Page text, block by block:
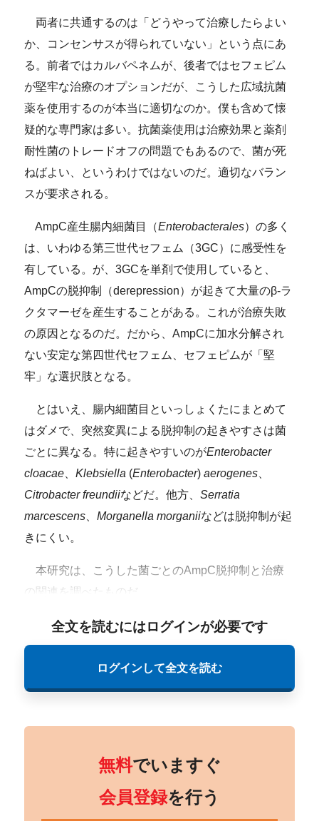
両者に共通するのは「どうやって治療したらよい
か、コンセンサスが得られていない」という点にあ
る。前者ではカルバペネムが、後者ではセフェピム
が堅牢な治療のオプションだが、こうした広域抗菌
薬を使用するのが本当に適切なのか。僕も含めて懐
疑的な専門家は多い。抗菌薬使用は治療効果と薬剤
耐性菌のトレードオフの問題でもあるので、菌が死
ねばよい、というわけではないのだ。適切なバラン
スが要求される。
AmpC産生腸内細菌目（Enterobacterales）の多く
は、いわゆる第三世代セフェム（3GC）に感受性を
有している。が、3GCを単剤で使用していると、
AmpCの脱抑制（derepression）が起きて大量のβ-ラ
クタマーゼを産生することがある。これが治療失敗
の原因となるのだ。だから、AmpCに加水分解され
ない安定な第四世代セフェム、セフェピムが「堅
牢」な選択肢となる。
とはいえ、腸内細菌目といっしょくたにまとめて
はダメで、突然変異による脱抑制の起きやすさは菌
ごとに異なる。特に起きやすいのがEnterobacter
cloacae 、Klebsiella (Enterobacter)aerogenes
Citrobacter freundiiなどだ。他方、Serratia
marcescens 、Morganella morganiiなどは脱抑制が起
きにくい。
本研究は、こうした菌ごとのAmpC脱抑制と治療
の関連を調べたものだ。
全文を読むにはログインが必要です
ログインして全文を読む
無料でいますぐ
会員登録を行う